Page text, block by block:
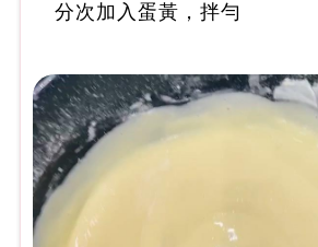
分次加入蛋黃，拌勻